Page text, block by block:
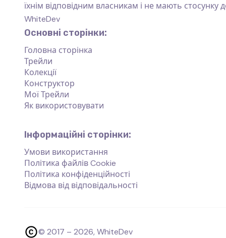
їхнім відповідним власникам і не мають стосунку
WhiteDev
Основні сторінки:
Головна сторінка
Трейли
Колекції
Конструктор
Мої Трейли
Як використовувати
Інформаційні сторінки:
Умови використання
Політика файлів Cookie
Політика конфіденційності
Відмова від відповідальності
© 2017 – 2026, WhiteDev